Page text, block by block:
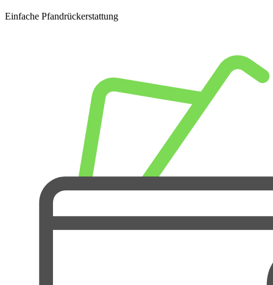
Einfache Pfandrückerstattung